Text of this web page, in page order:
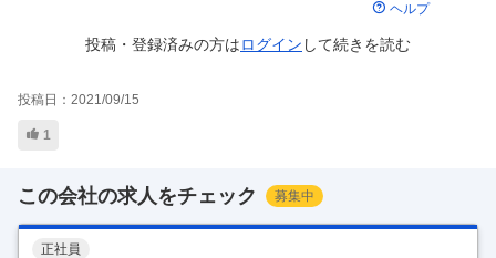
ヘルプ
投稿・登録済みの方はログイン して続きを読む
投稿日： 2021/09/15
1
この会社の求人をチェック 募集中
正社員